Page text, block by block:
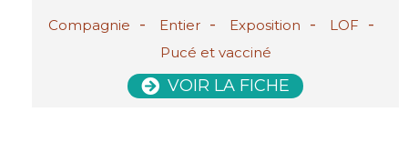
Compagnie - Entier - Exposition - LOF -
Pucé et vacciné
VOIR LA FICHE